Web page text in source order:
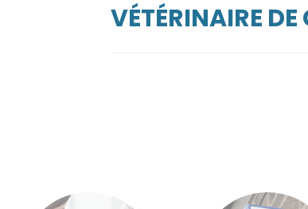
VÉTÉRINAIRE